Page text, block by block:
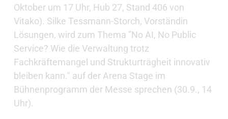
Oktober um 17 Uhr, Hub 27, Stand 406 von
Vitako). Silke Tessmann-Storch, Vorständin
Lösungen, wird zum Thema ”No AI, No Public
Service? Wie die Verwaltung trotz
Fachkräftemangel und Strukturträgheit innovativ
bleiben kann." auf der Arena Stage im
Bühnenprogramm der Messe sprechen (30.9., 14
Uhr).